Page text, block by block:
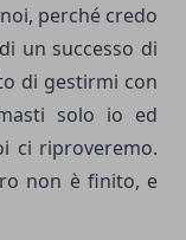
perché credo
un successo di
di gestirmi con
solo io ed
ci riproveremo.
non è finito, e